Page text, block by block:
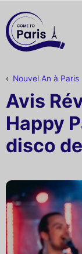
Nouvel An à Paris
Avis
Happy
disco